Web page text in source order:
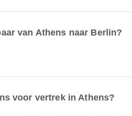
van Athens naar Berlin?
voor vertrek in Athens?